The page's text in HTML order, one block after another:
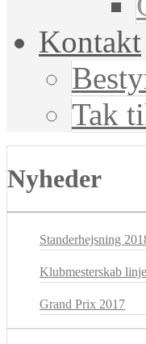
Kontakt
Tak
Nyheder
Standerhejsning
Klubmesterskab
Grand Prix 2017